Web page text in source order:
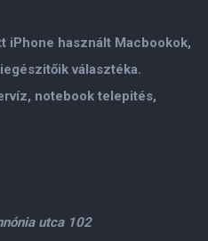
iPhone használt Macbookok,
választéka.
notebook telepités,
utca 102